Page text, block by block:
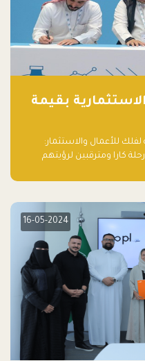
بقيمة
لفلك للأعمال والاستثمار:
كارا ومترقبين لرؤيتهم
16-05-2024